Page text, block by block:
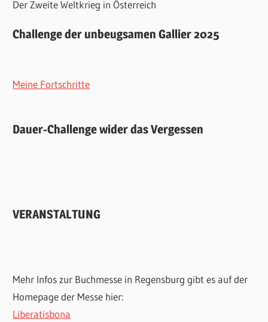
Der Zweite Weltkrieg in Österreich
Challenge der unbeugsamen Gallier 2025
Meine Fortschritte
Dauer-Challenge wider das Vergessen
VERANSTALTUNG
Mehr Infos zur Buchmesse in Regensburg gibt es auf der
Homepage der Messe hier:
Liberatisbona